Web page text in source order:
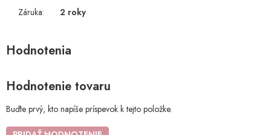
Záruka: 2 roky
Hodnotenie tovaru
Buďte prvý, kto napíše príspevok k tejto položke.